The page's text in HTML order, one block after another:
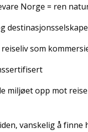
Norge = ren
som
miljøet opp mot
vanskelig å finne